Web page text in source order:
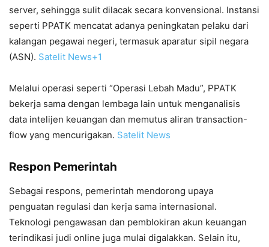
server, sehingga sulit dilacak secara konvensional. Instansi
seperti PPATK mencatat adanya peningkatan pelaku dari
kalangan pegawai negeri, termasuk aparatur sipil negara
(ASN). Satelit News+1
Melalui operasi seperti “Operasi Lebah Madu”, PPATK
bekerja sama dengan lembaga lain untuk menganalisis
data intelijen keuangan dan memutus aliran transaction-
flow yang mencurigakan. Satelit News
Respon Pemerintah
Sebagai respons, pemerintah mendorong upaya
penguatan regulasi dan kerja sama internasional.
Teknologi pengawasan dan pemblokiran akun keuangan
terindikasi judi online juga mulai digalakkan. Selain itu,